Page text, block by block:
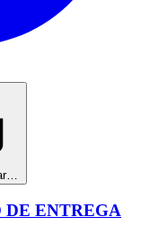
DE ENTREGA